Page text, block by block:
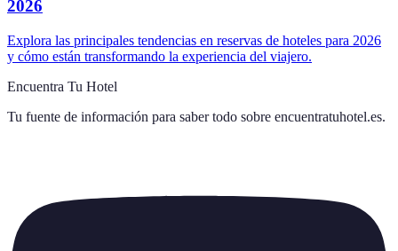
2026
Explora las principales tendencias en reservas de hoteles para 2026
y cómo están transformando la experiencia del viajero.
Encuentra Tu Hotel
Tu fuente de información para saber todo sobre encuentratuhotel.es.